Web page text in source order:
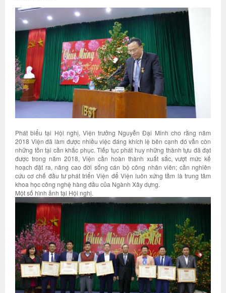
Phát biểu tại Hội nghị, Viện trưởng Nguyễn Đại Minh cho rằng năm
2018 Viện đã làm được nhiều việc đáng khích lệ bên cạnh đó vẫn còn
những tồn tại cần khắc phục. Tiếp tục phát huy những thành tựu đã đạt
được trong năm 2018, Viện cần hoàn thành xuất sắc, vượt mức kế
hoạch đặt ra, nâng cao đời sống cán bộ công nhân viên; cần nghiên
cứu cơ chế đầu tư phát triển Viện để Viện luôn xứng tầm là trung tâm
khoa học công nghệ hàng đầu của Ngành Xây dựng.
Một số hình ảnh tại Hội nghị.